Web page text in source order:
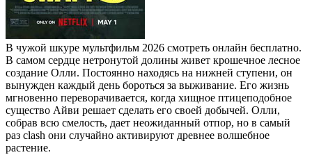
В чужой шкуре мультфильм 2026 смотреть онлайн бесплатно.
В самом сердце нетронутой долины живет крошечное лесное
создание Олли. Постоянно находясь на нижней ступени, он
вынужден каждый день бороться за выживание. Его жизнь
мгновенно переворачивается, когда хищное птицеподобное
существо Айви решает сделать его своей добычей. Олли,
собрав всю смелость, дает неожиданный отпор, но в самый
раз clash они случайно активируют древнее волшебное
растение.